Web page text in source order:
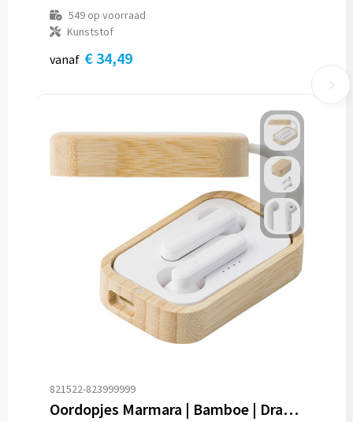
549op voorraad
Kunststof
vanaf € 34,49
821522-823999999
Oordopjes Marmara | Bamboe | Draadloos